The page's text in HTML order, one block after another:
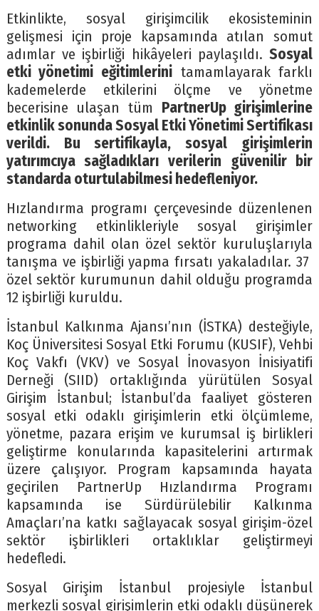
Etkinlikte, sosyal girişimcilik ekosisteminin
gelişmesi için proje kapsamında atılan somut
adımlar ve işbirliği hikâyeleri paylaşıldı.Sosyal
etki yönetimi eğitimlerini tamamlayarak farklı
kademelerde etkilerini ölçme ve yönetme
becerisine ulaşan tüm PartnerUp girişimlerine
etkinlik sonunda Sosyal Etki Yönetimi Sertifikası
verildi. Bu sertifikayla, sosyal girişimlerin
yatırımcıya sağladıkları verilerin güvenilir bir
standarda oturtulabilmesi hedefleniyor.
Hızlandırma programı çerçevesinde düzenlenen
networking etkinlikleriyle sosyal girişimler
programa dahil olan özel sektör kuruluşlarıyla
tanışma ve işbirliği yapma fırsatı yakaladılar. 37
özel sektör kurumunun dahil olduğu programda
12 işbirliği kuruldu.
İstanbul Kalkınma Ajansı’nın (İSTKA) desteğiyle,
Koç Üniversitesi Sosyal Etki Forumu (KUSIF), Vehbi
Koç Vakfı (VKV) ve Sosyal İnovasyon İnisiyatifi
Derneği (SIID) ortaklığında yürütülen Sosyal
Girişim İstanbul; İstanbul’da faaliyet gösteren
sosyal etki odaklı girişimlerin etki ölçümleme,
yönetme, pazara erişim ve kurumsal iş birlikleri
geliştirme konularında kapasitelerini artırmak
üzere çalışıyor. Program kapsamında hayata
geçirilen PartnerUp Hızlandırma Programı
kapsamında ise Sürdürülebilir Kalkınma
Amaçları’na katkı sağlayacak sosyal girişim-özel
sektör işbirlikleri ortaklıklar geliştirmeyi
hedefledi.
Sosyal Girişim İstanbul projesiyle İstanbul
merkezli sosyal girişimlerin etki odaklı düşünerek